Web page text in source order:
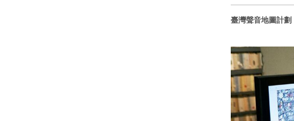
臺灣聲音地圖計劃